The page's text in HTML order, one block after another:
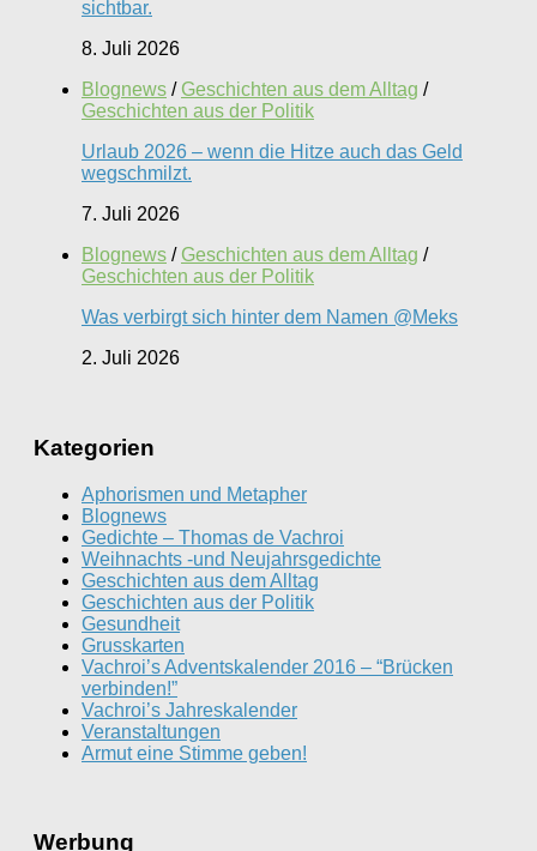
sichtbar.
8. Juli 2026
Blognews / Geschichten aus dem Alltag /
Geschichten aus der Politik
Urlaub 2026 – wenn die Hitze auch das Geld
wegschmilzt.
7. Juli 2026
Blognews / Geschichten aus dem Alltag /
Geschichten aus der Politik
Was verbirgt sich hinter dem Namen @Meks
2. Juli 2026
Kategorien
Aphorismen und Metapher
Blognews
Gedichte – Thomas de Vachroi
Weihnachts -und Neujahrsgedichte
Geschichten aus dem Alltag
Geschichten aus der Politik
Gesundheit
Grusskarten
Vachroi’s Adventskalender 2016 – “Brücken
verbinden!”
Vachroi’s Jahreskalender
Veranstaltungen
Armut eine Stimme geben!
Werbung